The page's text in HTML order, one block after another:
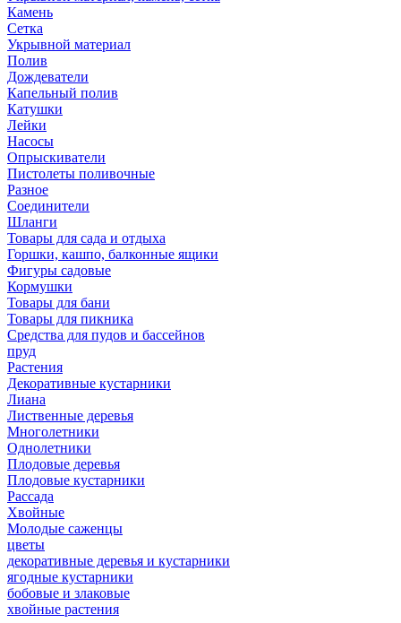
Камень
Сетка
Укрывной материал
Полив
Дождеватели
Капельный полив
Катушки
Лейки
Насосы
Опрыскиватели
Пистолеты поливочные
Разное
Соединители
Шланги
Товары для сада и отдыха
Горшки, кашпо, балконные ящики
Фигуры садовые
Кормушки
Товары для бани
Товары для пикника
Средства для пудов и бассейнов
пруд
Растения
Декоративные кустарники
Лиана
Лиственные деревья
Многолетники
Однолетники
Плодовые деревья
Плодовые кустарники
Рассада
Хвойные
Молодые саженцы
цветы
декоративные деревья и кустарники
ягодные кустарники
бобовые и злаковые
хвойные растения